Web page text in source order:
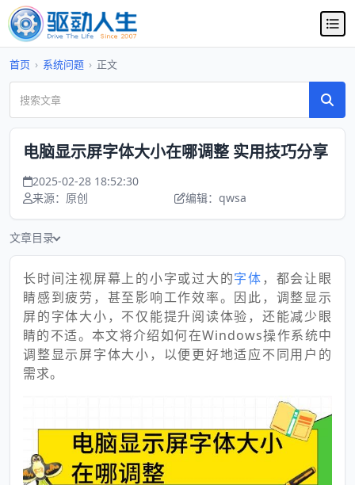
首页 › 系统问题 › 正文
电脑显示屏字体大小在哪调整 实用技巧分享
2025-02-28 18:52:30
来源：原创
编辑：qwsa
文章目录
长时间注视屏幕上的小字或过大的字体 ，都会让眼
睛感到疲劳，甚至影响工作效率。因此，调整显示
屏的字体大小，不仅能提升阅读体验，还能减少眼
睛的不适。本文将介绍如何在Windows操作系统中
调整显示屏字体大小，以便更好地适应不同用户的
需求。